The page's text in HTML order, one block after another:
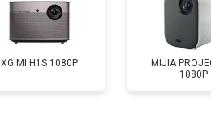
XGIMI H1S 1080P
MIJIA
1080P